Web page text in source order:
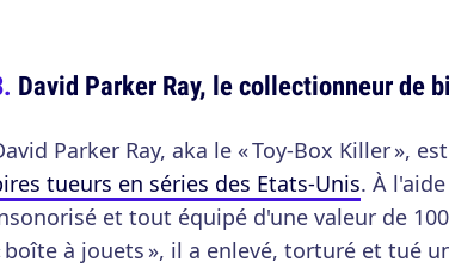
David Parker Ray, le collectionneur de
Parker Ray, aka le « Toy-Box Killer »,
tueurs en séries des Etats-Unis. À
et tout équipé d'une valeur de
boîte à jouets », il a enlevé, torturé et tué